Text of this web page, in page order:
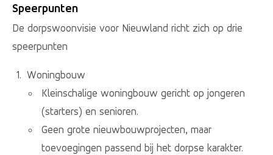
Speerpunten
De dorpswoonvisie voor Nieuwland richt zich op drie
speerpunten
Woningbouw
Kleinschalige woningbouw gericht op jongeren
(starters) en senioren.
Geen grote nieuwbouwprojecten, maar
toevoegingen passend bij het dorpse karakter.